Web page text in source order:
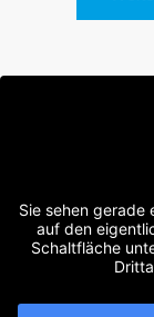
Sie sehen gerade
auf den
Schaltfläche